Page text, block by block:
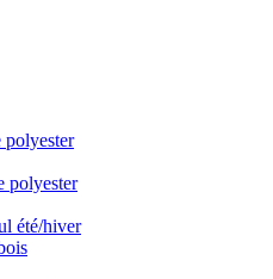
polyester
polyester
été/hiver